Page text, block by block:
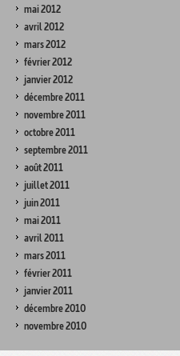
mai 2012
avril 2012
mars 2012
février 2012
janvier 2012
décembre 2011
novembre 2011
octobre 2011
septembre 2011
août 2011
juillet 2011
juin 2011
mai 2011
avril 2011
mars 2011
février 2011
janvier 2011
décembre 2010
novembre 2010